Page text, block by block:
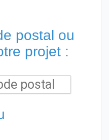
postal ou
projet :